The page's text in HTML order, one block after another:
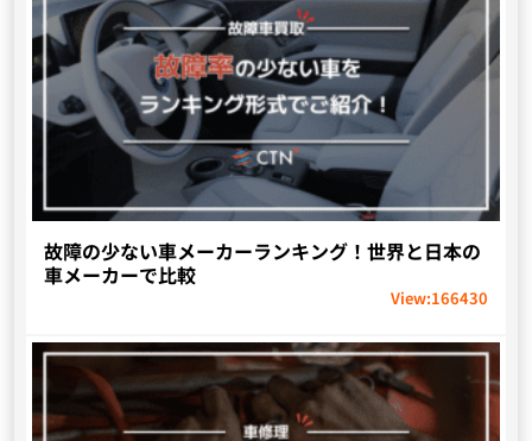
故障の少ない車メーカーランキング！世界と日本の
車メーカーで比較
View:166430